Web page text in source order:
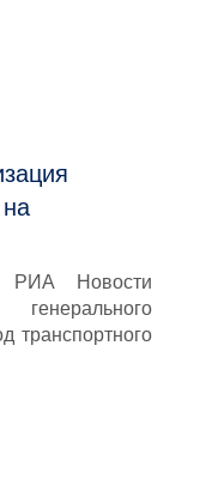
РИА Новости
транспортного